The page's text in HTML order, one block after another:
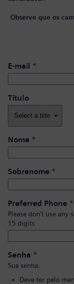
Observe que os
E-mail *
Título
Nome *
Sobrenome *
Preferred Phone *
Please don’t use
15 digits.
Senha *
Sua senha:
Deve ter pelo